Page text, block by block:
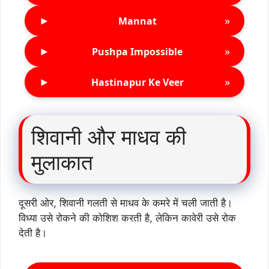
► Mannat »
► Pushpa Impossible »
► Hastinapur Ke Veer »
शिवानी और माधव की
मुलाकात
दूसरी ओर, शिवानी गलती से माधव के कमरे में चली जाती है।
विध्या उसे रोकने की कोशिश करती है, लेकिन कावेरी उसे रोक
देती है।